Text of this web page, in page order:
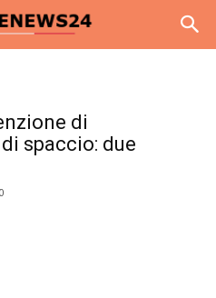
di
spaccio: due